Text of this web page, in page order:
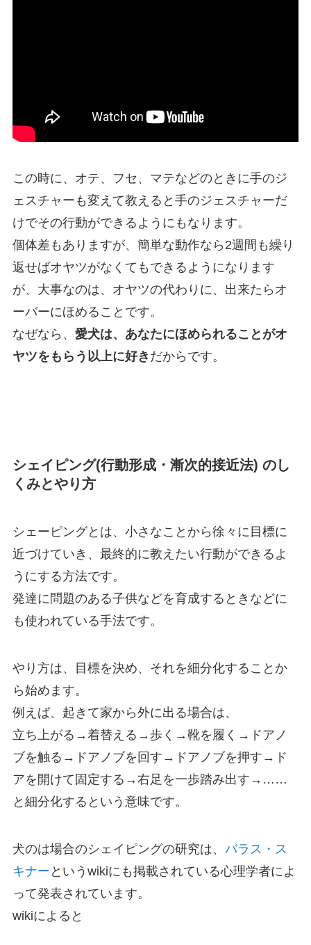
この時に、オテ、フセ、マテなどのときに手のジ
ェスチャーも変えて教えると手のジェスチャーだ
けでその行動ができるようにもなります。
個体差もありますが、簡単な動作なら2週間も繰り
返せばオヤツがなくてもできるようになります
が、大事なのは、オヤツの代わりに、出来たらオ
ーバーにほめることです。
なぜなら、 愛犬は、あなたにほめられることがオ
ヤツをもらう以上に好き だからです。
シェイピング(行動形成・漸次的接近法) のし
くみとやり方
シェーピングとは、小さなことから徐々に目標に
近づけていき、最終的に教えたい行動ができるよ
うにする方法です。
発達に問題のある子供などを育成するときなどに
も使われている手法です。
やり方は、目標を決め、それを細分化することか
ら始めます。
例えば、起きて家から外に出る場合は、
立ち上がる→着替える→歩く→靴を履く→ドアノ
ブを触る→ドアノブを回す→ドアノブを押す→ド
アを開けて固定する→右足を一歩踏み出す→……
と細分化するという意味です。
犬のは場合のシェイピングの研究は、 バラス・ス
キナー というwikiにも掲載されている心理学者によ
って発表されています。
wikiによると